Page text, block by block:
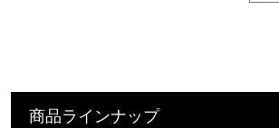
商品ラインナップ